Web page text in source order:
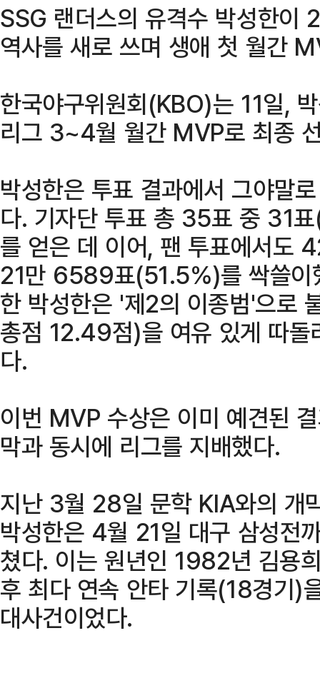
SSG 랜더스의 유격수 박성한이
역사를 새로 쓰며 생애 첫 월간
한국야구위원회(KBO)는 11일,
리그 3~4월 월간 MVP로 최종
박성한은 투표 결과에서 그야말
다. 기자단 투표 총 35표 중 31
를 얻은 데 이어, 팬 투표에서도
21만 6589표(51.5%)를 싹쓸이
한 박성한은 '제2의 이종범'으로
총점 12.49점)을 여유 있게 따돌
다.
이번 MVP 수상은 이미 예견된
막과 동시에 리그를 지배했다.
지난 3월 28일 문학 KIA와의 개
박성한은 4월 21일 대구 삼성전
쳤다. 이는 원년인 1982년 김용
후 최다 연속 안타 기록(18경기)
대사건이었다.